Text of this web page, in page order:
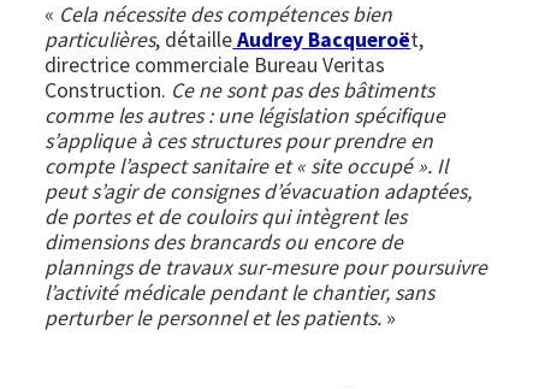
« Cela nécessite des compétences bien
particulières, détailleAudrey Bacqueroët,
directrice commerciale Bureau Veritas
Construction. Ce ne sont pas des bâtiments
comme les autres : une législation spécifique
s’applique à ces structures pour prendre en
compte l’aspect sanitaire et « site occupé ». Il
peut s’agir de consignes d’évacuation adaptées,
de portes et de couloirs qui intègrent les
dimensions des brancards ou encore de
plannings de travaux sur-mesure pour poursuivre
l’activité médicale pendant le chantier, sans
perturber le personnel et les patients. »